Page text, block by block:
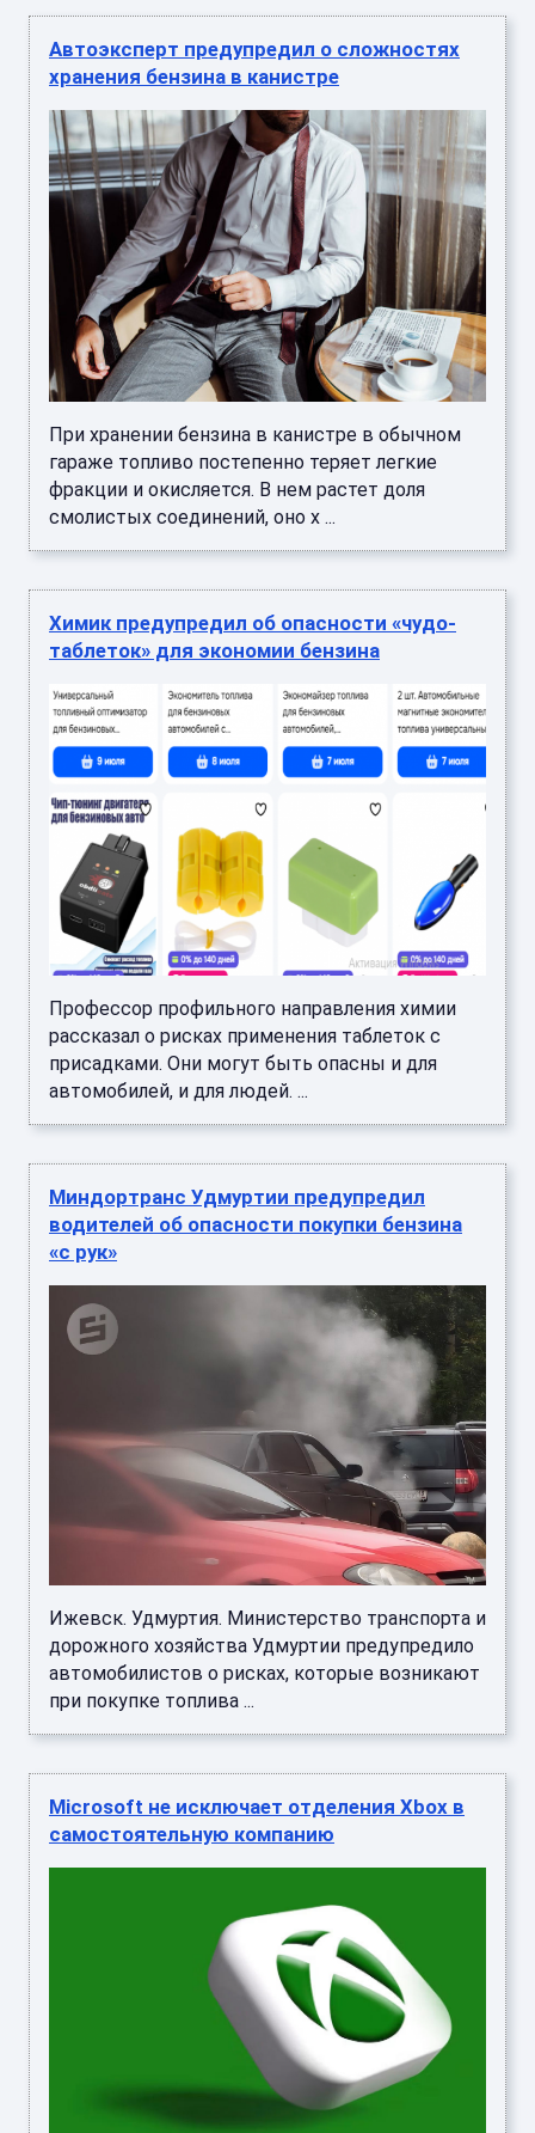
Автоэксперт предупредил о сложностях
хранения бензина в канистре
При хранении бензина в канистре в обычном
гараже топливо постепенно теряет легкие
фракции и окисляется. В нем растет доля
смолистых соединений, оно х ...
Химик предупредил об опасности «чудо-
таблеток» для экономии бензина
Профессор профильного направления химии
рассказал о рисках применения таблеток с
присадками. Они могут быть опасны и для
автомобилей, и для людей. ...
Миндортранс Удмуртии предупредил
водителей об опасности покупки бензина
«с рук»
Ижевск. Удмуртия. Министерство транспорта и
дорожного хозяйства Удмуртии предупредило
автомобилистов о рисках, которые возникают
при покупке топлива ...
Microsoft не исключает отделения Xbox в
самостоятельную компанию